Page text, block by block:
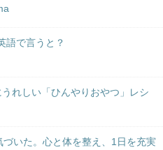
語で言うと？
れしい「ひんやりおやつ」レシ
いた。心と体を整え、1日を充実